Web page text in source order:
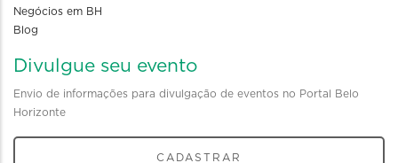
Negócios em BH
Blog
Divulgue seu evento
Envio de informações para divulgação de eventos no Portal Belo
Horizonte
CADASTRAR